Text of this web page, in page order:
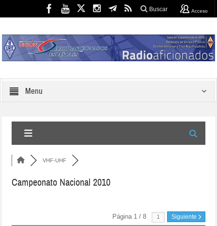
Buscar Acceso
Menu
VHF-UHF
Campeonato Nacional 2010
Página 1 / 8 Siguiente